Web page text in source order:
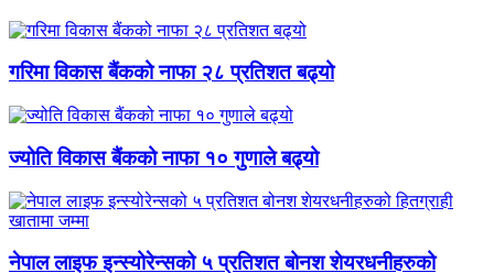
गरिमा विकास बैंकको नाफा २८ प्रतिशत बढ्यो
ज्योति विकास बैंकको नाफा १० गुणाले बढ्यो
नेपाल लाइफ इन्स्योरेन्सको ५ प्रतिशत बोनश शेयरधनीहरुको